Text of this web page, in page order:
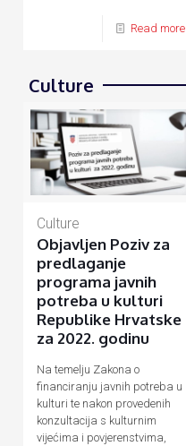
Read more
Culture
Culture
Objavljen Poziv za
predlaganje
programa javnih
potreba u kulturi
Republike Hrvatske
za 2022. godinu
Na temelju Zakona o
financiranju javnih potreba u
kulturi te nakon provedenih
konzultacija s kulturnim
vijećima i povjerenstvima,